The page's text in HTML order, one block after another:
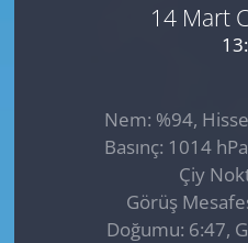
14 Mart
Nem: %94,
Basınç: 1014
Çiy
Görüş
Doğumu: 6:47,